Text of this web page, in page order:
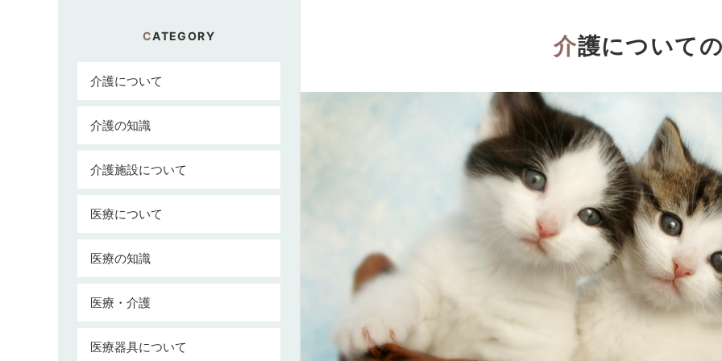
介護について
CATEGORY
介護について
介護の知識
介護施設について
医療について
医療の知識
医療・介護
医療器具について